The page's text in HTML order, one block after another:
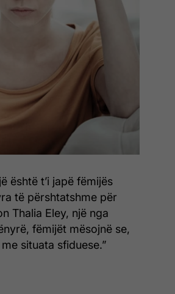
është t’i japë fëmijës
të përshtatshme për
Thalia Eley, një nga
fëmijët mësojnë se,
situata sfiduese.”